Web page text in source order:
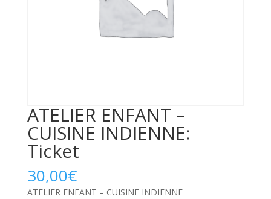
ATELIER ENFANT –
CUISINE INDIENNE:
Ticket
30,00€
ATELIER ENFANT – CUISINE INDIENNE